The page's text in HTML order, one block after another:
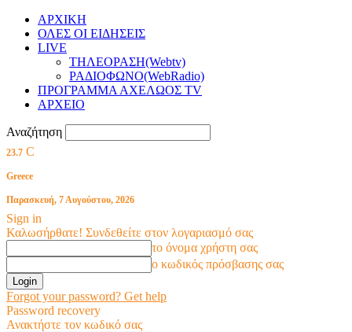
ΑΡΧΙΚΗ
ΟΛΕΣ ΟΙ ΕΙΔΗΣΕΙΣ
LIVE
ΤΗΛΕΟΡΑΣΗ(Webtv)
ΡΑΔΙΟΦΩΝΟ(WebRadio)
ΠΡΟΓΡΑΜΜΑ ΑΧΕΛΩΟΣ TV
ΑΡΧΕΙΟ
Αναζήτηση
23.7 C
Greece
Παρασκευή, 7 Αυγούστου, 2026
Sign in
Καλωσήρθατε! Συνδεθείτε στον λογαριασμό σας
το όνομα χρήστη σας
ο κωδικός πρόσβασης σας
Forgot your password? Get help
Password recovery
Ανακτήστε τον κωδικό σας